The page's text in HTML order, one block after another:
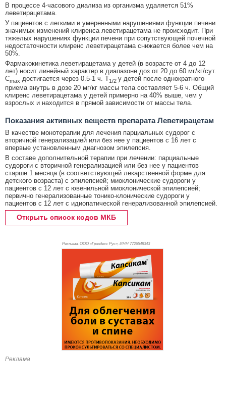
В процессе 4-часового диализа из организма удаляется 51%
леветирацетама.
У пациентов с легкими и умеренными нарушениями функции печени
значимых изменений клиренса леветирацетама не происходит. При
тяжелых нарушениях функции печени при сопутствующей почечной
недостаточности клиренс леветирацетама снижается более чем на
50%.
Фармакокинетика леветирацетама у детей (в возрасте от 4 до 12
лет) носит линейный характер в диапазоне доз от 20 до 60 мг/кг/сут.
Cmax достигается через 0.5-1 ч. T1/2 у детей после однократного
приема внутрь в дозе 20 мг/кг массы тела составляет 5-6 ч. Общий
клиренс леветирацетама у детей примерно на 40% выше, чем у
взрослых и находится в прямой зависимости от массы тела.
Показания активных веществ препарата Леветирацетам
В качестве монотерапии для лечения парциальных судорог с
вторичной генерализацией или без нее у пациентов с 16 лет с
впервые установленным диагнозом эпилепсия.
В составе дополнительной терапии при лечении: парциальные
судороги с вторичной генерализацией или без нее у пациентов
старше 1 месяца (в соответствующей лекарственной форме для
детского возраста) с эпилепсией; миоклонические судороги у
пациентов с 12 лет с ювенильной миоклонической эпилепсией;
первично генерализованные тонико-клонические судороги у
пациентов с 12 лет с идиопатической генерализованной эпилепсией.
Открыть список кодов МКБ
Реклама. ООО «Гриндекс Рус», ИНН 7726548343
Реклама